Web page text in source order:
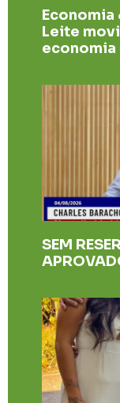
Economia
Leite
SEM